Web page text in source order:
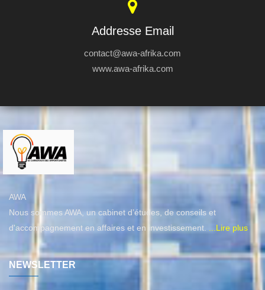
Addresse Email
contact@awa-afrika.com
www.awa-afrika.com
AWA
Nous sommes AWA, un cabinet d’études, de conseils et
d'accompagnement en affaires et en investissement.
...Lire plus
NEWSLETTER